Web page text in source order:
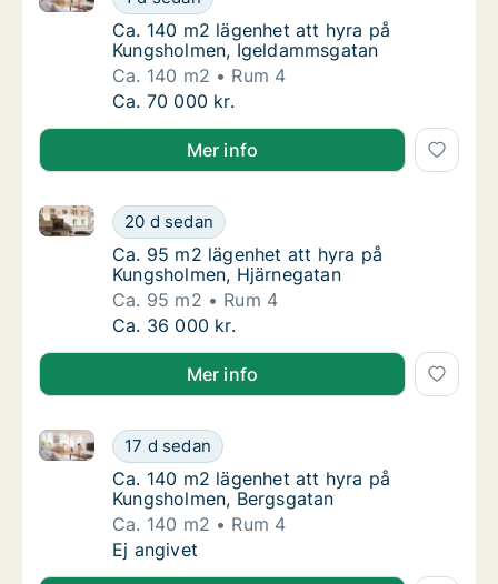
Ca. 140 m2 lägenhet att hyra på
Ca. 140 m2 lägenhet att hyra på
Kungsholmen, Igeldammsgatan
Ca. 140 m2
Rum 4
Ca. 140 m2 lägenhet att hyra på
Ca. 70 000 kr.
Mer info
Ca. 95 m2 lägenhet att hyra på
20 d sedan
Ca. 95 m2 lägenhet att hyra på Kungsholmen,
Ca. 95 m2 lägenhet att hyra på
Ca. 95 m2 lägenhet att hyra på
Kungsholmen, Hjärnegatan
Ca. 95 m2
Rum 4
Ca. 95 m2 lägenhet att hyra på
Ca. 36 000 kr.
Mer info
Ca. 140 m2 lägenhet att hyra på
17 d sedan
Ca. 140 m2 lägenhet att hyra på Kungsholmen,
Ca. 140 m2 lägenhet att hyra på
Ca. 140 m2 lägenhet att hyra på
Kungsholmen, Bergsgatan
Ca. 140 m2
Rum 4
Ca. 140 m2 lägenhet att hyra på
Ej angivet